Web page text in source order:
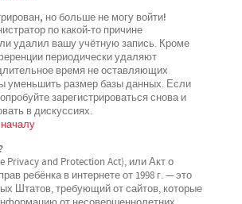
но больше не могу войти!
по какой-то причине
удалил вашу учётную запись. Кроме
периодически удаляют
время не оставляющих
уменьшить размер базы данных. Если
зарегистрироваться снова и
в дискуссиях.
Privacy and Protection Act), или Акт о
ребёнка в интернете от 1998 г. — это
Штатов, требующий от сайтов, которые